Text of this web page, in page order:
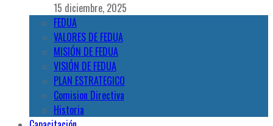
15 diciembre, 2025
FEDUA
VALORES DE FEDUA
MISIÓN DE FEDUA
VISIÓN DE FEDUA
PLAN ESTRATEGICO
Comision Directiva
Historia